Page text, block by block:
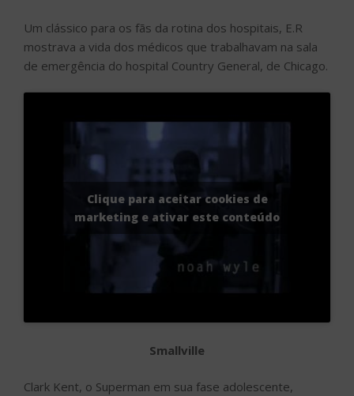
Um clássico para os fãs da rotina dos hospitais, E.R
mostrava a vida dos médicos que trabalhavam na sala
de emergência do hospital Country General, de Chicago.
Clique para aceitar cookies de
marketing e ativar este conteúdo
Smallville
Clark Kent, o Superman em sua fase adolescente,